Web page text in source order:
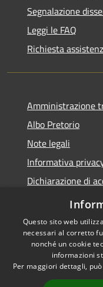
Segnalazione
Leggi le FAQ
Richiesta
Amministrazione
Albo Pretorio
Note legali
Informativa
Dichiarazione di
Obiettivi di
Accessibilità
Questo sito web
necessari al corretto
nonché un cookie
informazioni
Per maggiori dettagli,